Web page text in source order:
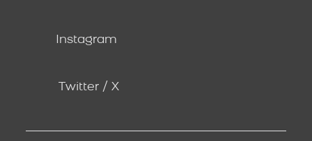
Instagram
Twitter / X